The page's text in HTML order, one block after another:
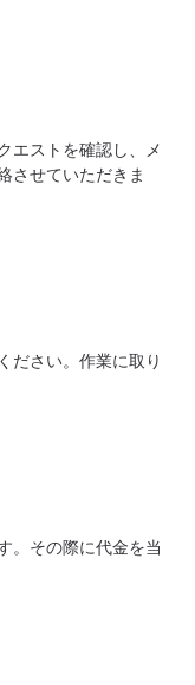
エストを確認し、メ
させていただきま
ださい。作業に取り
。その際に代金を当